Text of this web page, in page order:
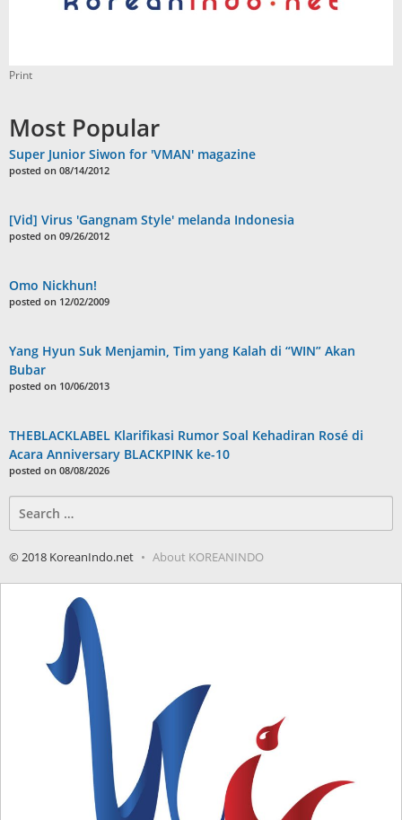
Print
Most Popular
Super Junior Siwon for 'VMAN' magazine
posted on 08/14/2012
[Vid] Virus 'Gangnam Style' melanda Indonesia
posted on 09/26/2012
Omo Nickhun!
posted on 12/02/2009
Yang Hyun Suk Menjamin, Tim yang Kalah di “WIN” Akan
Bubar
posted on 10/06/2013
THEBLACKLABEL Klarifikasi Rumor Soal Kehadiran Rosé di
Acara Anniversary BLACKPINK ke-10
posted on 08/08/2026
for:
© 2018 KoreanIndo.net About KOREANINDO